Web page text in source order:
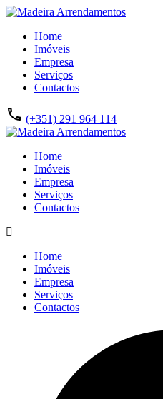
Home
Imóveis
Empresa
Serviços
Contactos
(+351) 291 964 114
Home
Imóveis
Empresa
Serviços
Contactos
Home
Imóveis
Empresa
Serviços
Contactos